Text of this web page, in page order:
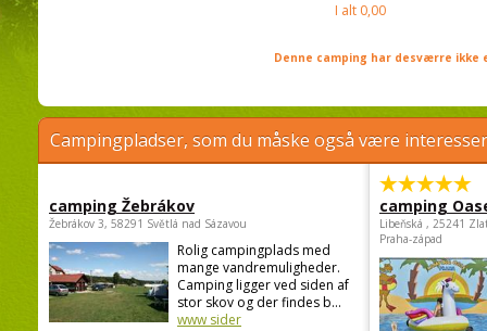
I alt 0,00
Denne camping har desværre
Campingpladser, som du måske også være
camping Žebrákov
Žebrákov 3, 58291 Světlá nad Sázavou
Rolig campingplads med
mange vandremuligheder.
Camping ligger ved siden af
stor skov og der findes b...
www sider
camping
Libeňská , 25241
Praha-západ